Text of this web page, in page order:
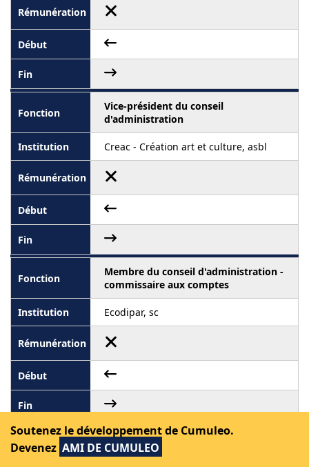
Vice-président du conseil
d'administration
Creac - Création art et culture, asbl
Membre du conseil d'administration -
commissaire aux comptes
Ecodipar, sc
Vice-président du conseil
d'administration
Soutenez le développement de Cumuleo.
Devenez AMI DE CUMULEO